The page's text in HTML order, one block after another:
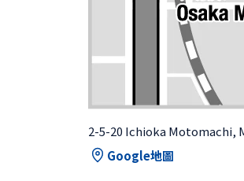
2-5-20 Ichioka Motomachi,
Google地圖